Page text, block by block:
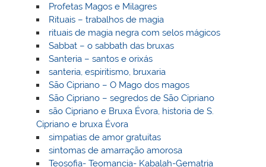
Profetas Magos e Milagres
Rituais – trabalhos de magia
rituais de magia negra com selos mágicos
Sabbat – o sabbath das bruxas
Santeria – santos e orixás
santeria, espiritismo, bruxaria
São Cipriano – O Mago dos magos
São Cipriano – segredos de São Cipriano
são Cipriano e Bruxa Évora, historia de S.
Cipriano e bruxa Évora
simpatias de amor gratuitas
sintomas de amarração amorosa
Teosofia- Teomancia- Kabalah-Gematria